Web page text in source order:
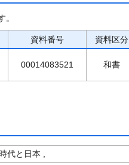
。
資料番号 資料区分
00014083521 和書
代と日本 ,